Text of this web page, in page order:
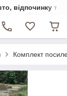
відпочинку та
Комплект